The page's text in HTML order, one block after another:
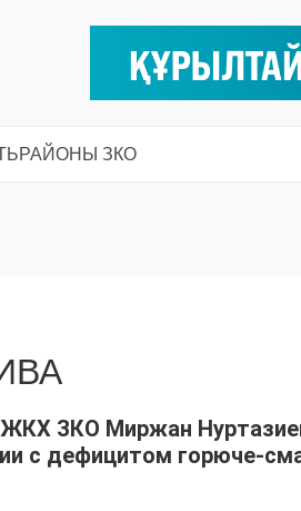
РАЙОНЫ ЗКО
ЖКХ ЗКО Миржан
с дефицитом горюче-